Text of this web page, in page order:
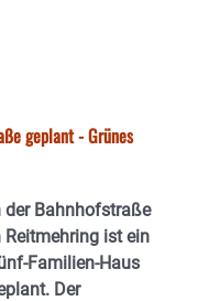
geplant - Grünes
der Bahnhofstraße
Reitmehring ist ein
Familien-Haus
Der